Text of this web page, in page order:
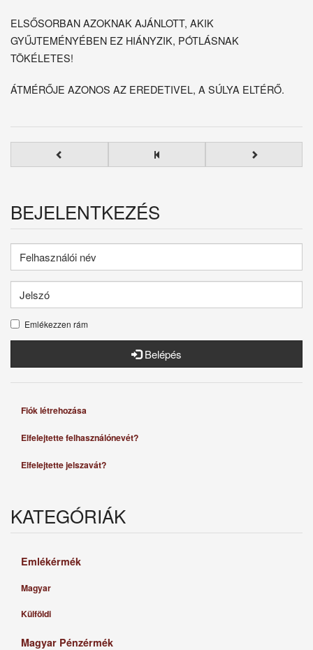
ELSŐSORBAN AZOKNAK AJÁNLOTT, AKIK
GYŰJTEMÉNYÉBEN EZ HIÁNYZIK, PÓTLÁSNAK
TÖKÉLETES!
ÁTMÉRŐJE AZONOS AZ EREDETIVEL, A SÚLYA ELTÉRŐ.
BEJELENTKEZÉS
Emlékezzen rám
Belépés
Fiók létrehozása
Elfelejtette felhasználónevét?
Elfelejtette jelszavát?
KATEGÓRIÁK
Emlékérmék
Magyar
Külföldi
Magyar Pénzérmék